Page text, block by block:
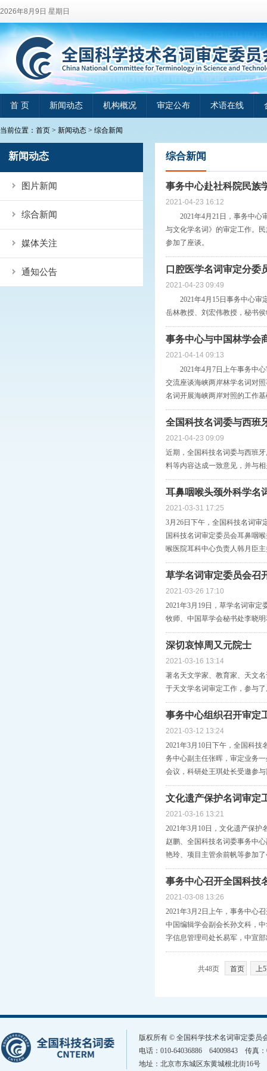
2026年8月9日 星期日
首 页 新闻动态 机构概况 审定公布 术语在线
当前位置： 首页 > 新闻动态 > 综合新闻
新闻动态
图片新闻
综合新闻
媒体关注
通知公告
综合新闻
事务中心赴社科院民族
2021-04-23 16:12
2021年4月21日，事务中心
与文化学名词》的审定工作。
参加了座谈。
口腔医学名词审定分委
2021-04-23 09:49
2021年4月15日事务中心审
岳林教授、刘宏伟教授，秘书
事务中心与中国林学会
2021-04-14 09:13
2021年4月7日上午事务中心
交流座谈海峡两岸林学名词对
名词开展海峡两岸对照的工作
全国科技名词委与西班
2021-04-23 09:09
近期，全国科技名词委与西班
料等内容达成一致意见，并与
耳鼻咽喉头颈外科学名
2021-03-31 17:25
3月26日下午，全国科技名词审
国科技名词审定委员会耳鼻咽
喉医院耳科中心负责人韩月臣
草学名词审定委员会召
2021-03-26 17:10
2021年3月19日，草学名词审
牧师、中国草学会秘书处李晓
深切哀悼周又元院士
2021-03-16 13:14
著名天文学家、教育家、天文
于天文学名词审定工作，参与
事务中心组织召开审定
2021-03-12 13:24
2021年3月10日下午，全国科
务中心副主任张晖，审定业务
会议，科研处王琪处长受邀参
文化遗产保护名词审定
2021-03-16 13:21
2021年3月10日，文化遗产保
赵鹏、全国科技名词委事务中
艳玲、项目主管余前帆等参加
事务中心召开全国科技
2021-03-08 13:26
2021年3月2日上午，事务中心
中国编辑学会副会长孙文科，
字信息管理司处长易军，中宣
共48页 首页 上
版权所有 © 全国科学技术名词审定委
电话：010-64036886 64009843 传真
地址：北京市东城区东黄城根北街16